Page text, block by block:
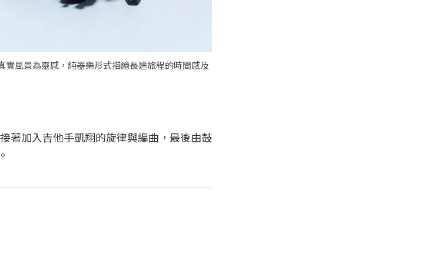
風景為靈感，純器樂形式描繪長途旅程的時間感及
著加入吉他手凱翔的旋律與編曲，最後由鼓